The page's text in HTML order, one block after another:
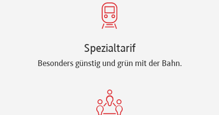
Spezialtarif
Besonders günstig und grün mit der Bahn.